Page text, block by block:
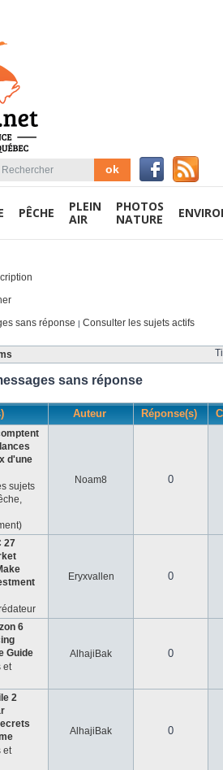
PÊCHE
PLEIN
AIR
PHOTOS
NATURE
sans réponse | Consulter les sujets actifs
sans réponse
Auteur Réponse(s)
d'une
sujets
Noam8 0
27
Eryxvallen 0
6
Guide
et
AlhajiBak 0
2
et
AlhajiBak 0